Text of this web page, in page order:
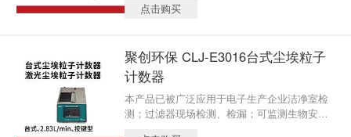
微电子、生化制品、食品卫生、精细化工、精
产企业仪器。
点击购买
聚创环保 CLJ-E3016台式尘埃粒子
计数器
本产品已被广泛应用于电子生产企业洁净室检
测；过滤器现场检测、检漏；可监测生物安